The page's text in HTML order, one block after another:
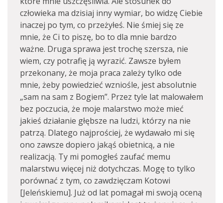
człowieka ma dzisiaj inny wymiar, bo widzę Ciebie
inaczej po tym, co przeżyłeś. Nie śmiej się ze
mnie, że Ci to piszę, bo to dla mnie bardzo
ważne. Druga sprawa jest trochę szersza, nie
wiem, czy potrafię ją wyrazić. Zawsze byłem
przekonany, że moja praca zależy tylko ode
mnie, żeby powiedzieć wzniośle, jest absolutnie
„sam na sam z Bogiem”. Przez tyle lat malowałem
bez poczucia, że moje malarstwo może mieć
jakieś działanie głębsze na ludzi, którzy na nie
patrzą. Dlatego najprościej, że wydawało mi się
ono zawsze dopiero jakąś obietnicą, a nie
realizacją. Ty mi pomogłeś zaufać memu
malarstwu więcej niż dotychczas. Mogę to tylko
porównać z tym, co zawdzięczam Kotowi
[Jeleńskiemu]. Już od lat pomagał mi swoją oceną